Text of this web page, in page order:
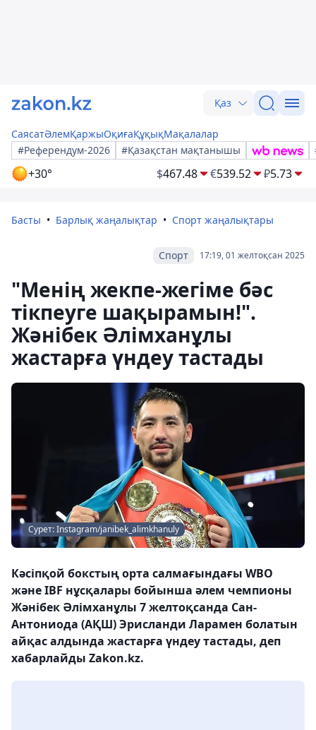
Қаз
СаясатӘлемҚаржыОқиғаҚұқықМақалалар
#Референдум-2026
#Қазақстан мақтанышы
+30° $467.48 €539.52 ₽5.73
Басты Барлық жаңалықтар Спорт жаңалықтары
17:19, 01 желтоқсан 2025
Спорт
"Менің жекпе-жегіме бәс
тікпеуге шақырамын!".
Жәнібек Әлімханұлы
жастарға үндеу тастады
Сурет: Instagram/janibek_alimkhanuly
Кәсіпқой бокстың орта салмағындағы WBO
және IBF нұсқалары бойынша әлем чемпионы
Жәнібек Әлімханұлы 7 желтоқсанда Сан-
Антониода (АҚШ) Эрисланди Ларамен болатын
айқас алдында жастарға үндеу тастады, деп
хабарлайды Zakon.kz.